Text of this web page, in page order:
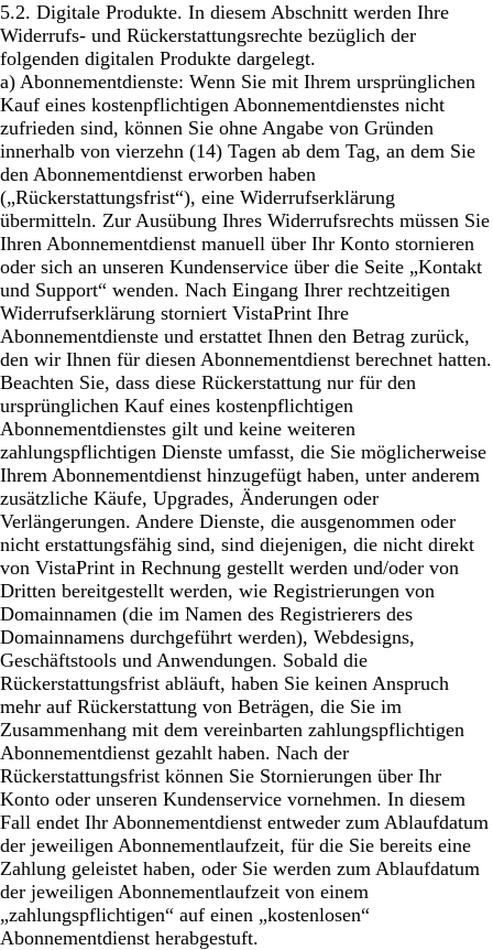
5.2. Digitale Produkte. In diesem Abschnitt werden Ihre
Widerrufs- und Rückerstattungsrechte bezüglich der
folgenden digitalen Produkte dargelegt.
a) Abonnementdienste: Wenn Sie mit Ihrem ursprünglichen
Kauf eines kostenpflichtigen Abonnementdienstes nicht
zufrieden sind, können Sie ohne Angabe von Gründen
innerhalb von vierzehn (14) Tagen ab dem Tag, an dem Sie
den Abonnementdienst erworben haben
(„Rückerstattungsfrist“), eine Widerrufserklärung
übermitteln. Zur Ausübung Ihres Widerrufsrechts müssen Sie
Ihren Abonnementdienst manuell über Ihr Konto stornieren
oder sich an unseren Kundenservice über die Seite „Kontakt
und Support“ wenden. Nach Eingang Ihrer rechtzeitigen
Widerrufserklärung storniert VistaPrint Ihre
Abonnementdienste und erstattet Ihnen den Betrag zurück,
den wir Ihnen für diesen Abonnementdienst berechnet hatten.
Beachten Sie, dass diese Rückerstattung nur für den
ursprünglichen Kauf eines kostenpflichtigen
Abonnementdienstes gilt und keine weiteren
zahlungspflichtigen Dienste umfasst, die Sie möglicherweise
Ihrem Abonnementdienst hinzugefügt haben, unter anderem
zusätzliche Käufe, Upgrades, Änderungen oder
Verlängerungen. Andere Dienste, die ausgenommen oder
nicht erstattungsfähig sind, sind diejenigen, die nicht direkt
von VistaPrint in Rechnung gestellt werden und/oder von
Dritten bereitgestellt werden, wie Registrierungen von
Domainnamen (die im Namen des Registrierers des
Domainnamens durchgeführt werden), Webdesigns,
Geschäftstools und Anwendungen. Sobald die
Rückerstattungsfrist abläuft, haben Sie keinen Anspruch
mehr auf Rückerstattung von Beträgen, die Sie im
Zusammenhang mit dem vereinbarten zahlungspflichtigen
Abonnementdienst gezahlt haben. Nach der
Rückerstattungsfrist können Sie Stornierungen über Ihr
Konto oder unseren Kundenservice vornehmen. In diesem
Fall endet Ihr Abonnementdienst entweder zum Ablaufdatum
der jeweiligen Abonnementlaufzeit, für die Sie bereits eine
Zahlung geleistet haben, oder Sie werden zum Ablaufdatum
der jeweiligen Abonnementlaufzeit von einem
„zahlungspflichtigen“ auf einen „kostenlosen“
Abonnementdienst herabgestuft.